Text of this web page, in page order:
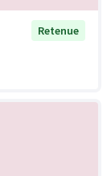
Retenue